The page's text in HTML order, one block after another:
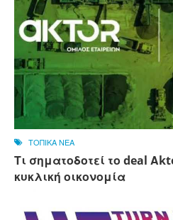
ΤΟΠΙΚΑ ΝΕΑ
Τι σηματοδοτεί το deal
κυκλική οικονομία